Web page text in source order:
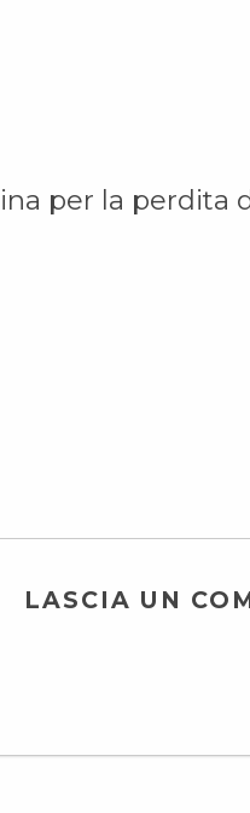
per la perdita
LASCIA UN